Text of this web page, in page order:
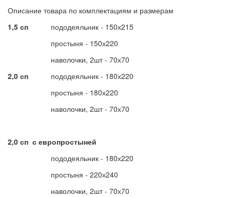
Описание товара по комплектациям и размерам
1,5 сп
пододеяльник - 150х215
простыня - 150х220
наволочки, 2шт - 70х70
2,0 сп пододеяльник - 180х220
простыня - 180х220
наволочки, 2шт - 70х70
2,0 сп с европростыней
пододеяльник - 180х220
простыня - 220х240
наволочки, 2шт - 70х70